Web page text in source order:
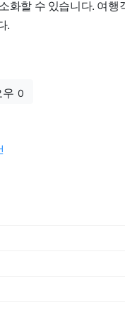
화할 수 있습니다. 여행
.
0